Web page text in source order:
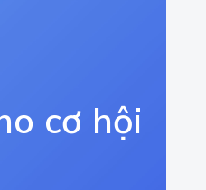
cơ hội